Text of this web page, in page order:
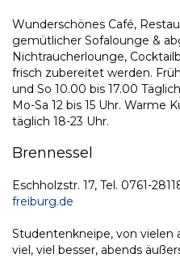
Wunderschönes Café,
gemütlicher Sofalounge &
Nichtraucherlounge,
frisch zubereitet werden.
und So 10.00 bis 17.00
Mo-Sa 12 bis 15 Uhr. Warme
täglich 18-23 Uhr.
Brennessel
Eschholzstr. 17, Tel. 0761-
freiburg.de
Studentenkneipe, von vielen
viel, viel besser, abends